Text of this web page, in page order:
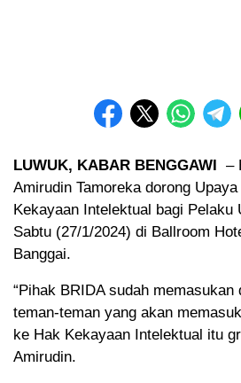
LUWUK, KABAR BENGGAWI –
Amirudin Tamoreka dorong
Kekayaan Intelektual bagi Pelaku
Sabtu (27/1/2024) di Ballroom
Banggai.
“Pihak BRIDA sudah memasukan
teman-teman yang akan
ke Hak Kekayaan Intelektual itu
Amirudin.